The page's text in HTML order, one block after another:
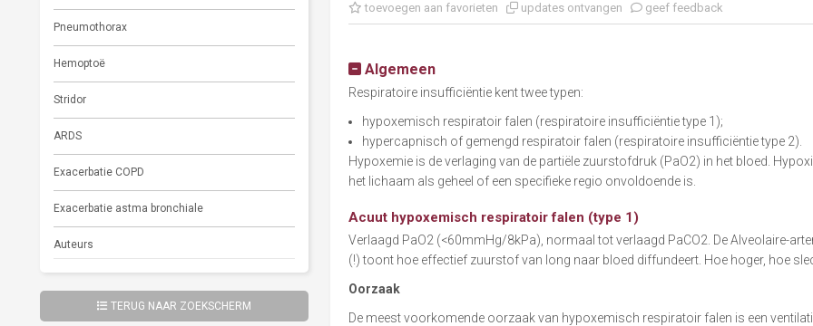
Pneumothorax
Hemoptoë
Stridor
ARDS
Exacerbatie COPD
Exacerbatie astma bronchiale
Auteurs
TERUG NAAR ZOEKSCHERM
toevoegen aan favorieten updates ontvangen geef feedback
Algemeen
Respiratoire insufficiëntie kent twee typen:
hypoxemisch respiratoir falen (respiratoire insufficiëntie type 1);
hypercapnisch of gemengd respiratoir falen (respiratoire insufficiëntie type 2).
Hypoxemie is de verlaging van de partiële zuurstofdruk (PaO2) in het bloed.
het lichaam als geheel of een specifieke regio onvoldoende is.
Acuut hypoxemisch respiratoir falen (type 1)
Verlaagd PaO2 (<60mmHg/8kPa), normaal tot verlaagd PaCO2. De Alveolaire-
(!) toont hoe effectief zuurstof van long naar bloed diffundeert. Hoe hoger, hoe
Oorzaak
De meest voorkomende oorzaak van hypoxemisch respiratoir falen is een